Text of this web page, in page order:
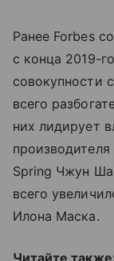
Ранее Forbes
с конца 2019-
совокупности
всего
них лидирует
Spring Чжун
всего
Илона Маска.
Читайте